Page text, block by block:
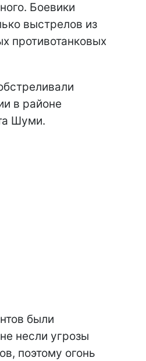
Боевики
выстрелов из
противотанковых
в районе
Шуми.
были
несли угрозы
поэтому огонь